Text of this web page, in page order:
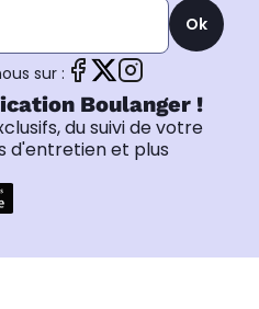
Ok
sur :
Boulanger !
du suivi de votre
d'entretien et plus